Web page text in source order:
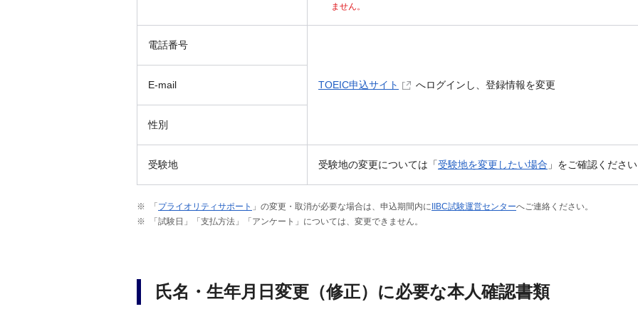
ません。
電話番号
TOEIC申込サイト へログインし、登録情報を変更
E-mail
性別
受験地 受験地の変更については「受験地を変更したい場合 」をご確認くださ
「 プライオリティサポート 」の変更・取消が必要な場合は、申込期間内に IIBC試験運営センターへご連絡ください。
「試験日」「支払方法」「アンケート」については、変更できません。
氏名・生年月日変更（修正）に必要な本人確認書類